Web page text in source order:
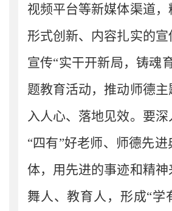
视频平台等新媒体渠道
形式创新、内容扎实的宣
宣传“实干开新局，铸魂
题教育活动，推动师德
入人心、落地见效。要
“四有”好老师、师德先
体，用先进的事迹和精神
舞人、教育人，形成“学